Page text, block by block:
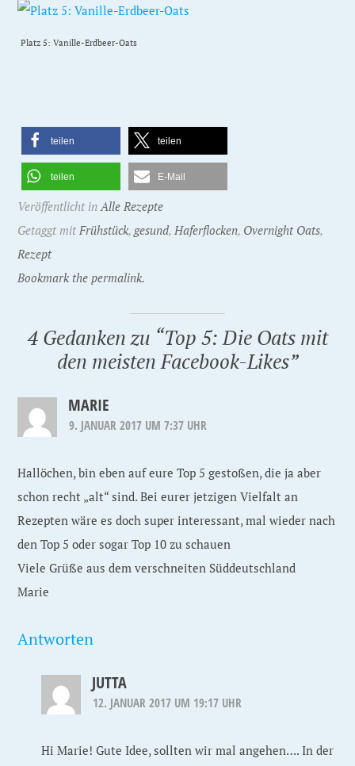
Platz 5: Vanille-Erdbeer-Oats
teilen teilen
teilen E-Mail
Veröffentlicht in Alle Rezepte
Getaggt mit Frühstück, gesund, Haferflocken, Overnight Oats,
Rezept
Bookmark the permalink.
4 Gedanken zu “Top 5: Die Oats mit
den meisten Facebook-Likes”
MARIE
9. JANUAR 2017 UM 7:37 UHR
Hallöchen, bin eben auf eure Top 5 gestoßen, die ja aber
schon recht „alt“ sind. Bei eurer jetzigen Vielfalt an
Rezepten wäre es doch super interessant, mal wieder nach
den Top 5 oder sogar Top 10 zu schauen
Viele Grüße aus dem verschneiten Süddeutschland
Marie
Antworten
JUTTA
12. JANUAR 2017 UM 19:17 UHR
Hi Marie! Gute Idee, sollten wir mal angehen…. In der